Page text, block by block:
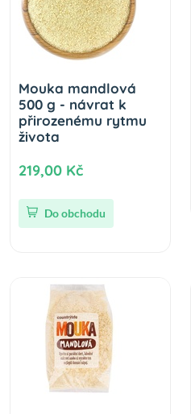
Mouka mandlová
500 g - návrat k
přirozenému rytmu
života
219,00 Kč
Do obchodu